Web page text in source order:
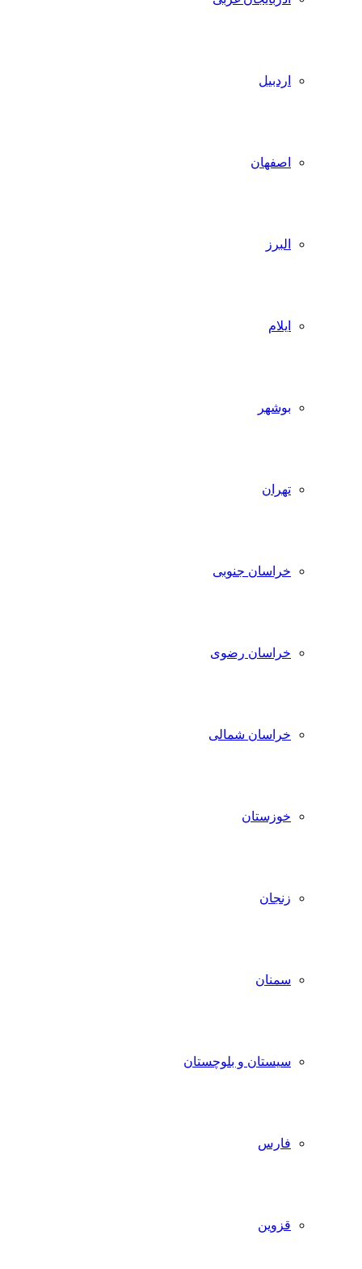
اردبیل
اصفهان
البرز
ایلام
بوشهر
تهران
خراسان جنوبی
خراسان رضوی
خراسان شمالی
خوزستان
زنجان
سمنان
سیستان و بلوچستان
فارس
قزوین